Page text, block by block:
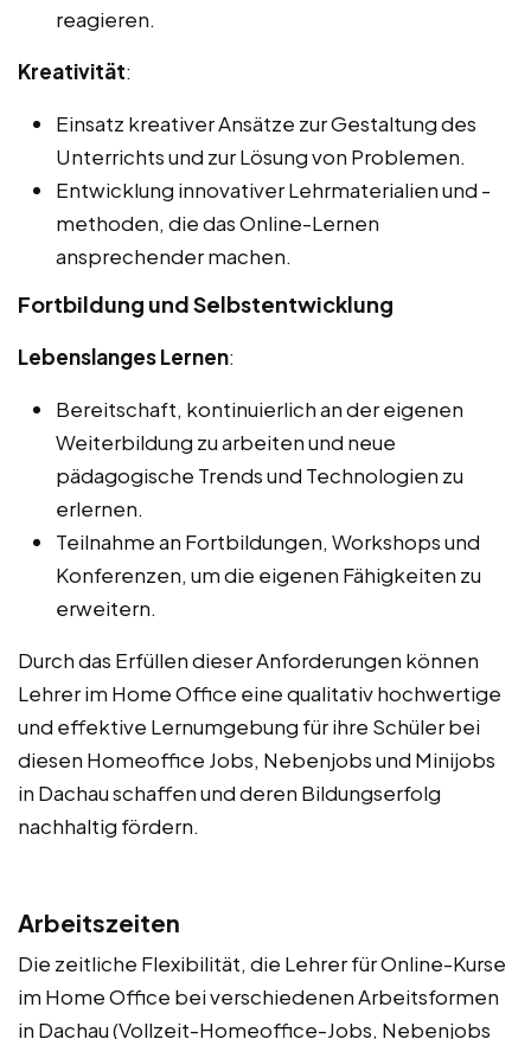
reagieren.
Kreativität:
Einsatz kreativer Ansätze zur Gestaltung des
Unterrichts und zur Lösung von Problemen.
Entwicklung innovativer Lehrmaterialien und -
methoden, die das Online-Lernen
ansprechender machen.
Fortbildung und Selbstentwicklung
Lebenslanges Lernen:
Bereitschaft, kontinuierlich an der eigenen
Weiterbildung zu arbeiten und neue
pädagogische Trends und Technologien zu
erlernen.
Teilnahme an Fortbildungen, Workshops und
Konferenzen, um die eigenen Fähigkeiten zu
erweitern.
Durch das Erfüllen dieser Anforderungen können
Lehrer im Home Office eine qualitativ hochwertige
und effektive Lernumgebung für ihre Schüler bei
diesen Homeoffice Jobs, Nebenjobs und Minijobs
in Dachau schaffen und deren Bildungserfolg
nachhaltig fördern.
Arbeitszeiten
Die zeitliche Flexibilität, die Lehrer für Online-Kurse
im Home Office bei verschiedenen Arbeitsformen
in Dachau (Vollzeit-Homeoffice-Jobs, Nebenjobs